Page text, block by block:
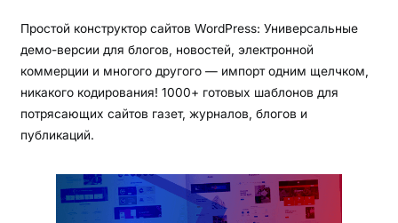
Простой конструктор сайтов WordPress: Универсальные
демо-версии для блогов, новостей, электронной
коммерции и многого другого — импорт одним щелчком,
никакого кодирования! 1000+ готовых шаблонов для
потрясающих сайтов газет, журналов, блогов и
публикаций.